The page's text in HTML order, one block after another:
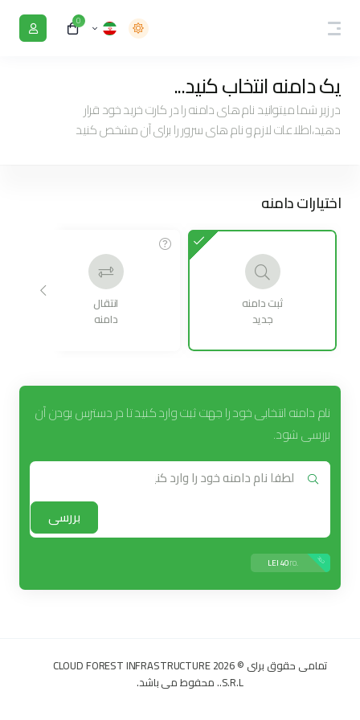
0
یک دامنه انتخاب کنید...
در زیر شما میتوانید نام های دامنه را در کارت خرید خود قرار
دهید،اطلاعات لازم و نام های سرور را برای آن مشخص کنید
اختیارات دامنه
ثبت دامنه
جدید
انتقال
دامنه
نام دامنه انتخابی خود را جهت ثبت وارد کنید تا در دسترس بودن آن
بررسی شود.
بررسی
جدید .ro
40 LEI
تمامی حقوق برای © 2026 CLOUD FOREST INFRASTRUCTURE
S.R.L.. محفوط می باشد.